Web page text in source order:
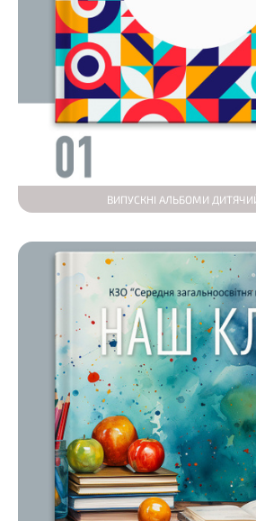
ВИПУСКНІ АЛЬБОМИ